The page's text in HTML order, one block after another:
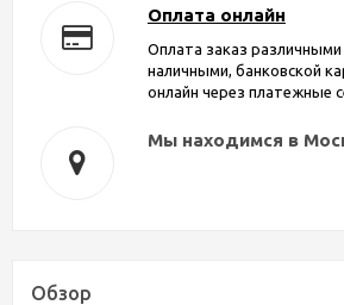
Оплата онлайн
Оплата заказ различными
наличными, банковской
онлайн через платежные
Мы находимся в
Обзор